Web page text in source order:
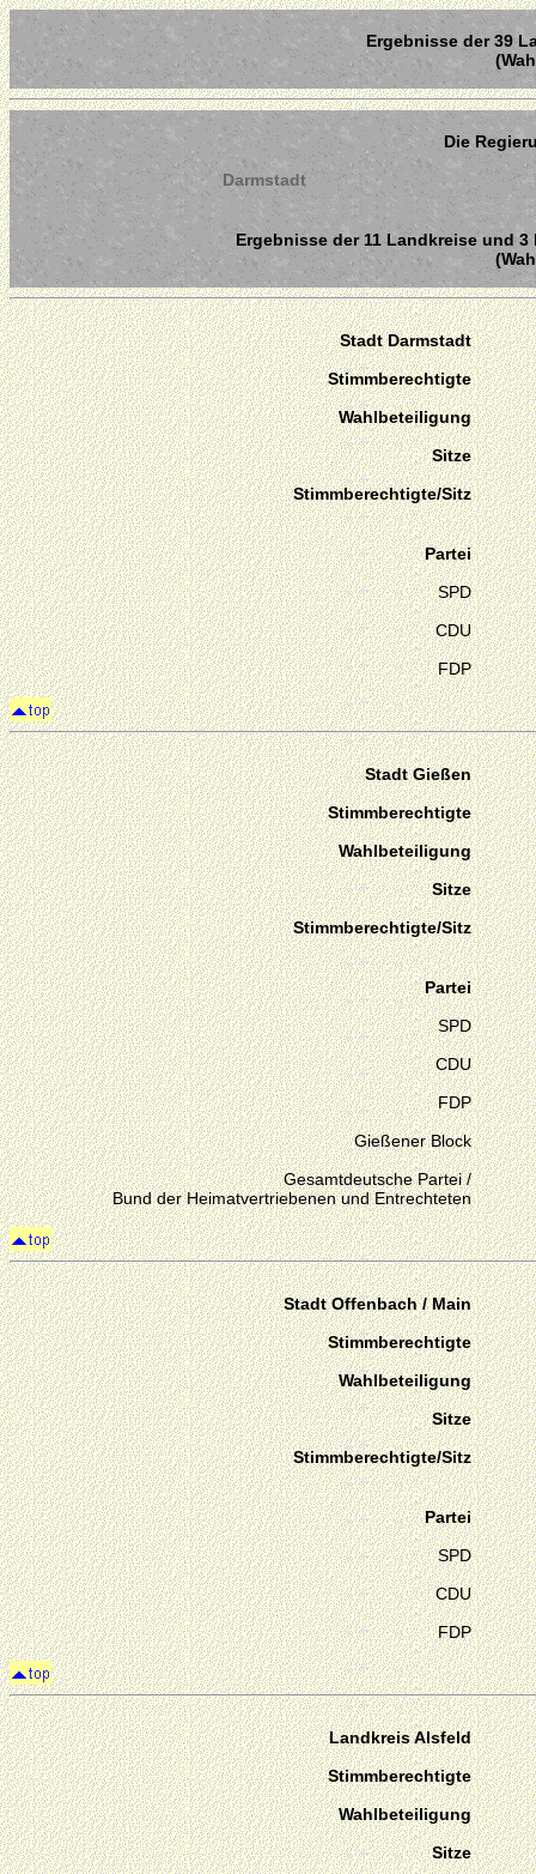
Ergebnisse der 39
Die
Darmstadt
Ergebnisse der 11 Landkreise und
Stadt Darmstadt
Stimmberechtigte
Wahlbeteiligung
Sitze
Stimmberechtigte/Sitz
Partei
SPD
CDU
FDP
Stadt Gießen
Stimmberechtigte
Wahlbeteiligung
Sitze
Stimmberechtigte/Sitz
Partei
SPD
CDU
FDP
Gießener Block
Gesamtdeutsche Partei /
Bund der Heimatvertriebenen und Entrechteten
Stadt Offenbach / Main
Stimmberechtigte
Wahlbeteiligung
Sitze
Stimmberechtigte/Sitz
Partei
SPD
CDU
FDP
Landkreis Alsfeld
Stimmberechtigte
Wahlbeteiligung
Sitze